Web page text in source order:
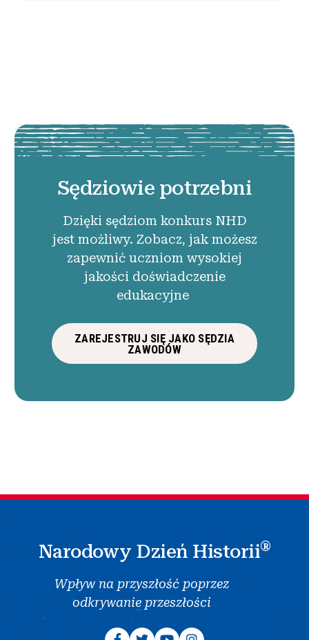
Sędziowie potrzebni
Dzięki sędziom konkurs NHD
jest możliwy. Zobacz, jak możesz
zapewnić uczniom wysokiej
jakości doświadczenie
edukacyjne
ZAREJESTRUJ SIĘ JAKO SĘDZIA
ZAWODÓW
Narodowy Dzień Historii®
Wpływ na przyszłość poprzez
odkrywanie przeszłości